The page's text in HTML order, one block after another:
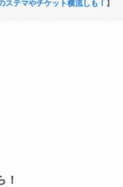
テマやチケット横流しも！ 】
！